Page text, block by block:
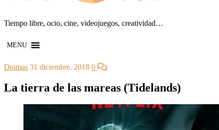
Tiempo libre, ocio, cine, videojuegos, creatividad…
MENU
Dramas 31 diciembre, 2018 0
La tierra de las mareas (Tidelands)